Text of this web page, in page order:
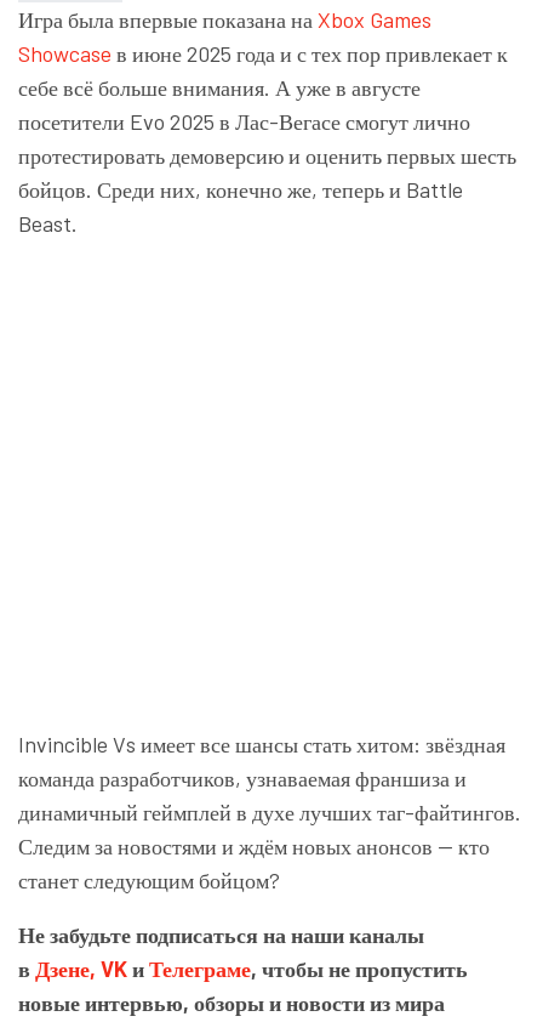
Игра была впервые показана на Xbox Games
Showcase в июне 2025 года и с тех пор привлекает к
себе всё больше внимания. А уже в августе
посетители Evo 2025 в Лас-Вегасе смогут лично
протестировать демоверсию и оценить первых шесть
бойцов. Среди них, конечно же, теперь и Battle
Beast.
Invincible Vs имеет все шансы стать хитом: звёздная
команда разработчиков, узнаваемая франшиза и
динамичный геймплей в духе лучших таг-файтингов.
Следим за новостями и ждём новых анонсов — кто
станет следующим бойцом?
Не забудьте подписаться на наши каналы
в Дзене, VKиТелеграме, чтобы не пропустить
новые интервью, обзоры и новости из мира